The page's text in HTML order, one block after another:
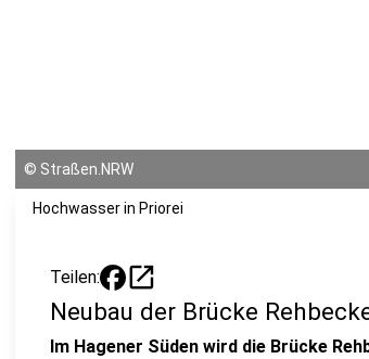
© Straßen.NRW
Hochwasser in Priorei
Teilen: open_in_new
Neubau der Brücke
Im Hagener Süden wird die Brücke